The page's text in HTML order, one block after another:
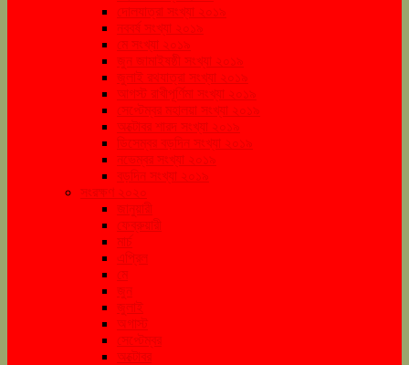
দোলযাত্রা সংখ্যা ২০১৯
নববর্ষ সংখ্যা ২০১৯
মে সংখ্যা ২০১৯
জুন জামাইষষ্ঠী সংখ্যা ২০১৯
জুলাই রথযাত্রা সংখ্যা ২০১৯
আগস্ট রাখীপূর্ণিমা সংখ্যা ২০১৯
সেপ্টেম্বর মহালয়া সংখ্যা ২০১৯
অক্টোবর শারদ সংখ্যা ২০১৯
ডিসেম্বর বড়দিন সংখ্যা ২০১৯
নভেম্বর সংখ্যা ২০১৯
বড়দিন সংখ্যা ২০১৯
সংরক্ষণ ২০২০
জানুয়ারী
ফেব্রুয়ারী
মার্চ
এপ্রিল
মে
জুন
জুলাই
অগাস্ট
সেপ্টেম্বর
অক্টোবর